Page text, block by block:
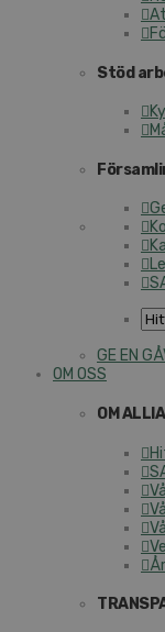
Stöd
GE EN
OM OSS
OM